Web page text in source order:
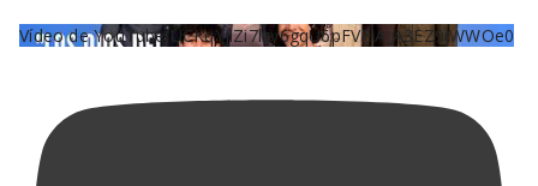
Vídeo de YouTube UCKqYjiZi7lzy6gqU6pFVFiA_A3EZ9JWWOe0